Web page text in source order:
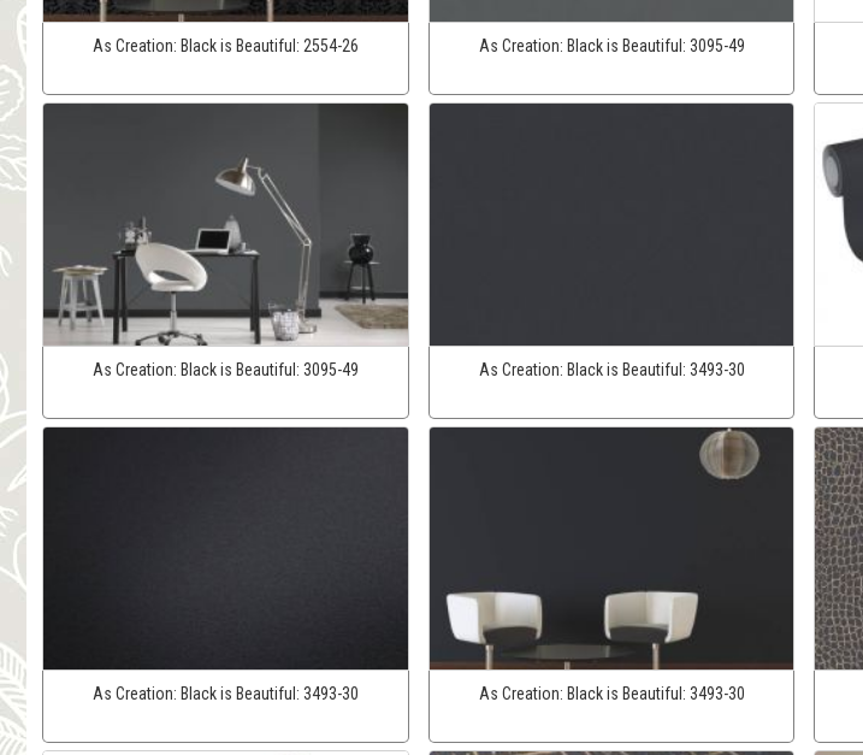
As Creation: Black is Beautiful: 2554-26 As Creation: Black is Beautiful: 3095-49
As Creation: Black is Beautiful: 3095-49 As Creation: Black is Beautiful: 3493-30
As Creation: Black is Beautiful: 3493-30 As Creation: Black is Beautiful: 3493-30